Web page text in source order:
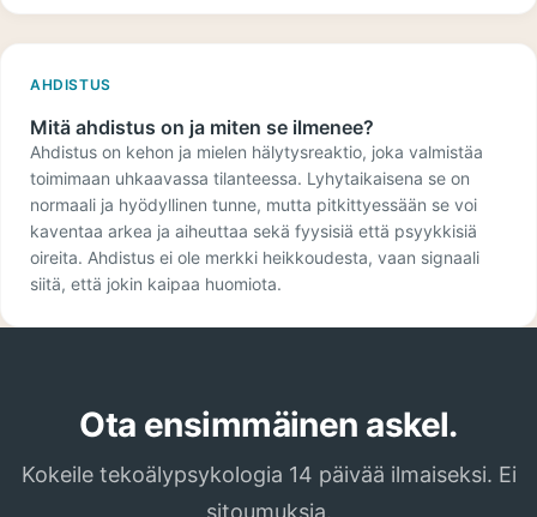
AHDISTUS
Mitä ahdistus on ja miten se ilmenee?
Ahdistus on kehon ja mielen hälytysreaktio, joka valmistäa
toimimaan uhkaavassa tilanteessa. Lyhytaikaisena se on
normaali ja hyödyllinen tunne, mutta pitkittyessään se voi
kaventaa arkea ja aiheuttaa sekä fyysisiä että psyykkisiä
oireita. Ahdistus ei ole merkki heikkoudesta, vaan signaali
siitä, että jokin kaipaa huomiota.
Ota ensimmäinen askel.
Kokeile tekoälypsykologia 14 päivää ilmaiseksi. Ei
sitoumuksia.